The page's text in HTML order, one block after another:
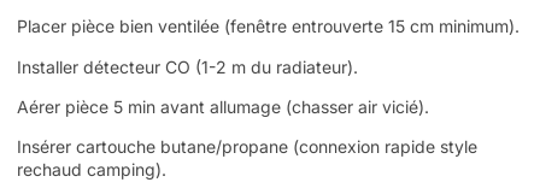
Placer pièce bien ventilée (fenêtre entrouverte 15 cm minimum).
Installer détecteur CO (1-2 m du radiateur).
Aérer pièce 5 min avant allumage (chasser air vicié).
Insérer cartouche butane/propane (connexion rapide style
rechaud camping).